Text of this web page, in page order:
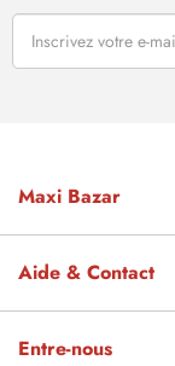
Maxi Bazar
Aide & Contact
Entre-nous